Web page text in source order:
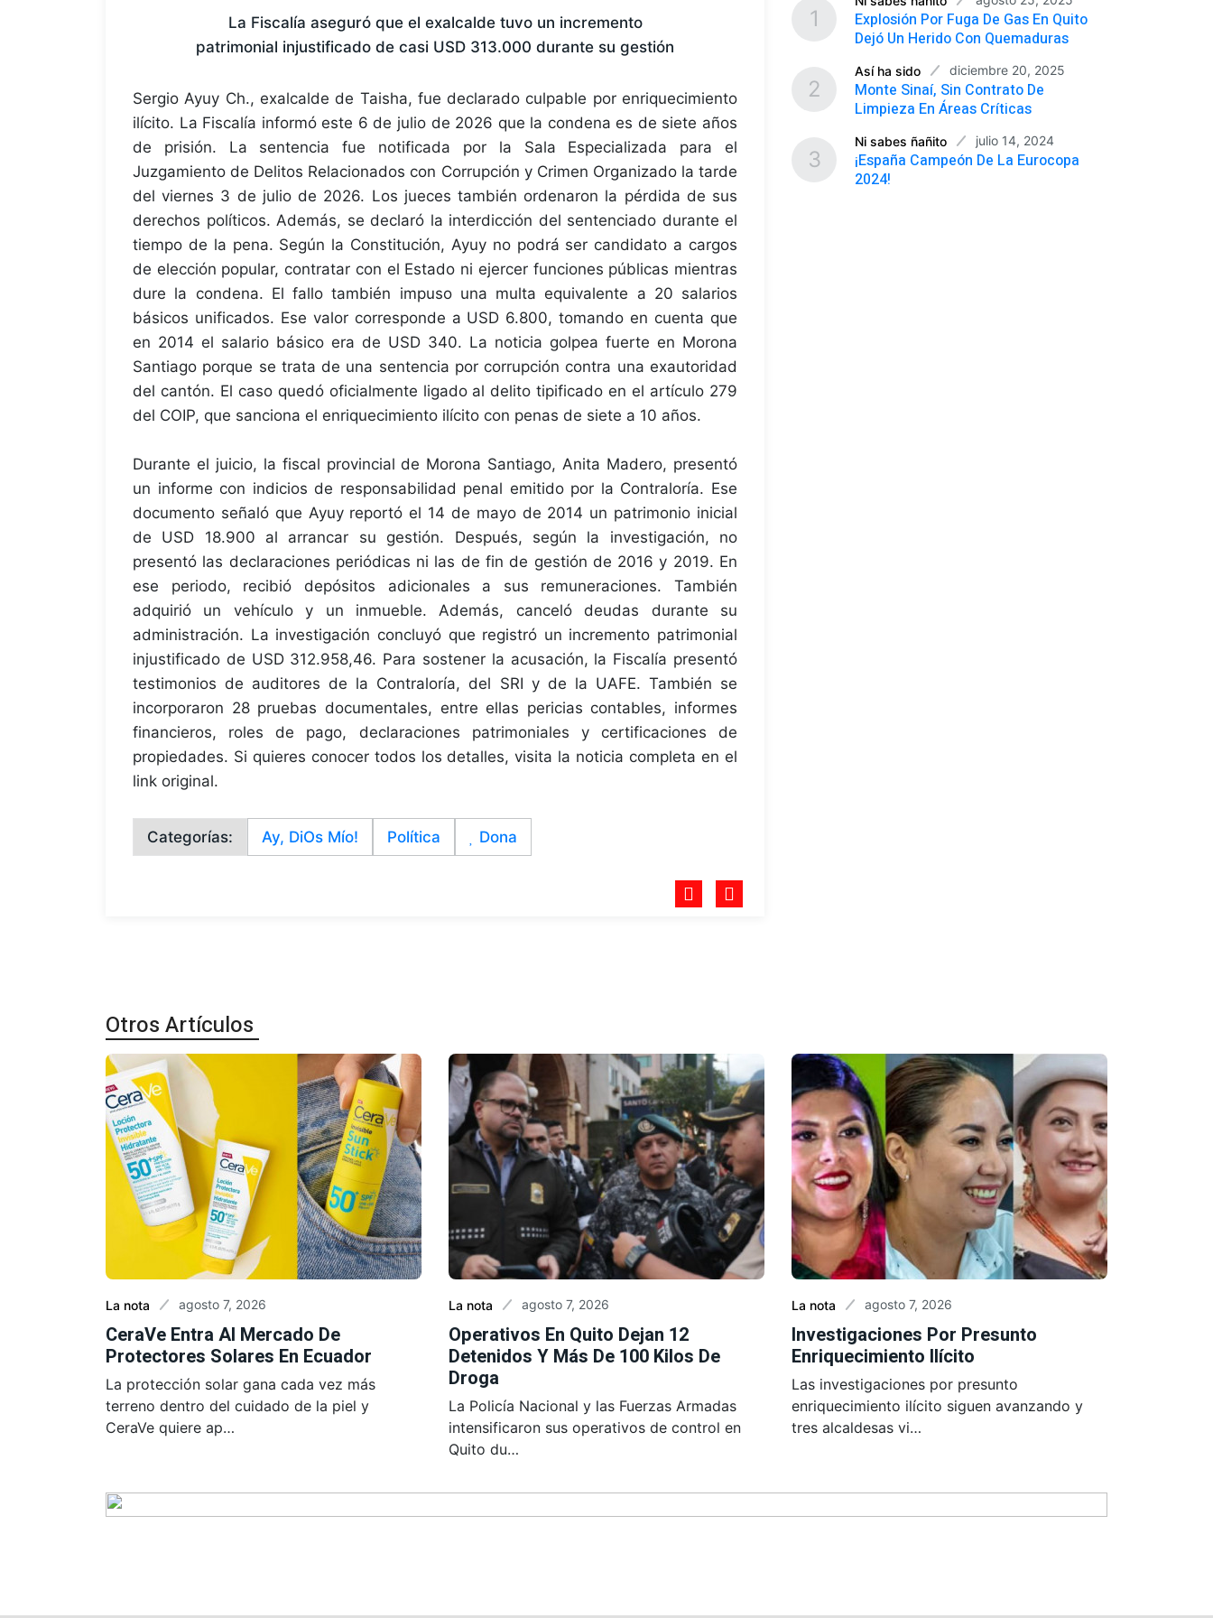
La Fiscalía aseguró que el exalcalde tuvo un incremento
patrimonial injustificado de casi USD 313.000 durante su gestión
Sergio Ayuy Ch., exalcalde de Taisha, fue declarado culpable por enriquecimiento
ilícito. La Fiscalía informó este 6 de julio de 2026 que la condena es de siete años
de prisión. La sentencia fue notificada por la Sala Especializada para el
Juzgamiento de Delitos Relacionados con Corrupción y Crimen Organizado la tarde
del viernes 3 de julio de 2026. Los jueces también ordenaron la pérdida de sus
derechos políticos. Además, se declaró la interdicción del sentenciado durante el
tiempo de la pena. Según la Constitución, Ayuy no podrá ser candidato a cargos
de elección popular, contratar con el Estado ni ejercer funciones públicas mientras
dure la condena. El fallo también impuso una multa equivalente a 20 salarios
básicos unificados. Ese valor corresponde a USD 6.800, tomando en cuenta que
en 2014 el salario básico era de USD 340. La noticia golpea fuerte en Morona
Santiago porque se trata de una sentencia por corrupción contra una exautoridad
del cantón. El caso quedó oficialmente ligado al delito tipificado en el artículo 279
del COIP, que sanciona el enriquecimiento ilícito con penas de siete a 10 años.
Durante el juicio, la fiscal provincial de Morona Santiago, Anita Madero, presentó
un informe con indicios de responsabilidad penal emitido por la Contraloría. Ese
documento señaló que Ayuy reportó el 14 de mayo de 2014 un patrimonio inicial
de USD 18.900 al arrancar su gestión. Después, según la investigación, no
presentó las declaraciones periódicas ni las de fin de gestión de 2016 y 2019. En
ese periodo, recibió depósitos adicionales a sus remuneraciones. También
adquirió un vehículo y un inmueble. Además, canceló deudas durante su
administración. La investigación concluyó que registró un incremento patrimonial
injustificado de USD 312.958,46. Para sostener la acusación, la Fiscalía presentó
testimonios de auditores de la Contraloría, del SRI y de la UAFE. También se
incorporaron 28 pruebas documentales, entre ellas pericias contables, informes
financieros, roles de pago, declaraciones patrimoniales y certificaciones de
propiedades. Si quieres conocer todos los detalles, visita la noticia completa en el
link original.
Categorías: Ay, DiOs Mío! Política Dona
Explosión Por Fuga De Gas En Quito
Dejó Un Herido Con Quemaduras
1
Así ha sido diciembre 20, 2025
Monte Sinaí, Sin Contrato De
Limpieza En Áreas Críticas
2
Ni sabes ñañito julio 14, 2024
¡España Campeón De La Eurocopa
2024!
3
Otros Artículos
La nota agosto 7, 2026
CeraVe Entra Al Mercado De
Protectores Solares En Ecuador
La protección solar gana cada vez más
terreno dentro del cuidado de la piel y
CeraVe quiere ap…
La nota agosto 7, 2026
Operativos En Quito Dejan 12
Detenidos Y Más De 100 Kilos De
Droga
La Policía Nacional y las Fuerzas Armadas
intensificaron sus operativos de control en
Quito du…
La nota agosto 7, 2026
Investigaciones Por Presunto
Enriquecimiento Ilícito
Las investigaciones por presunto
enriquecimiento ilícito siguen avanzando y
tres alcaldesas vi…